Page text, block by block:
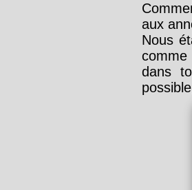
aux
Nous
dans